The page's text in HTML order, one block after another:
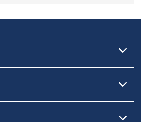
、代金引換のご利用が可能です。
…550円